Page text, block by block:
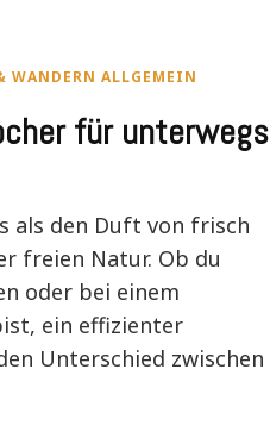
WANDERN ALLGEMEIN
für unterwegs
als den Duft von frisch
freien Natur. Ob du
oder bei einem
ein effizienter
Unterschied zwischen